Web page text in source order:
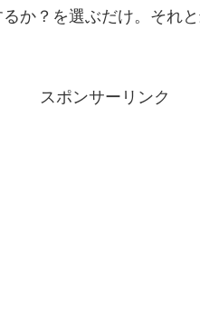
か？を選ぶだけ。それ
スポンサーリンク